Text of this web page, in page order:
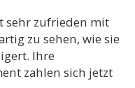
sehr zufrieden mit
zu sehen, wie sie
Ihre
zahlen sich jetzt